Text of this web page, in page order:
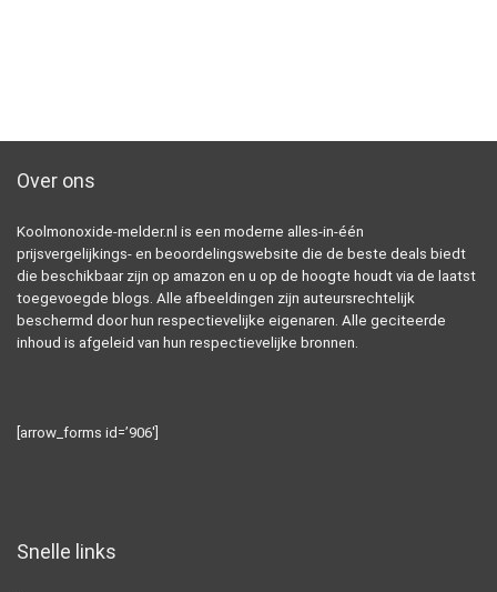
Over ons
Koolmonoxide-melder.nl is een moderne alles-in-één
prijsvergelijkings- en beoordelingswebsite die de beste deals biedt
die beschikbaar zijn op amazon en u op de hoogte houdt via de laatst
toegevoegde blogs. Alle afbeeldingen zijn auteursrechtelijk
beschermd door hun respectievelijke eigenaren. Alle geciteerde
inhoud is afgeleid van hun respectievelijke bronnen.
[arrow_forms id=’906′]
Snelle links